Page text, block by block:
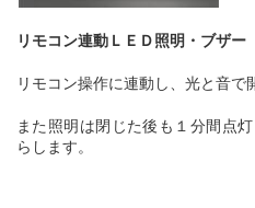
リモコン連動ＬＥＤ照明・ブザー
リモコン操作に連動し、光と音で
また照明は閉じた後も１分間点
らします。